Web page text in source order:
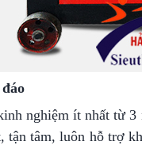
nghiệm ít nhất từ
tận tâm, luôn hỗ trợ